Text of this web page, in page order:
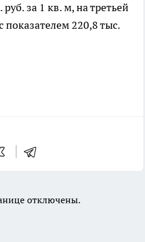
за 1 кв. м, на третьей
показателем 220,8 тыс.
отключены.